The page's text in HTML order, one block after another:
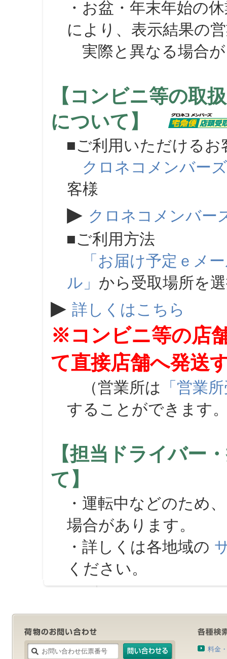
・お盆・年末年始の
により、表示結果の
実際と異なる場合が
【コンビニ等の取
について】
■ご利用いただけるお
クロネコメンバーズ
客様
▶ クロネコメンバー
■ご利用方法
「お届け予定ｅメ
ル」 から受取場所を
▶ 詳しくはこちら
※コンビニ等の店
て直接店舗へ発送
（営業所は 「営業
することができます
【担当ドライバー
て】
・運転中などのため
場合があります。
・詳しくは各地域の
ください。
料金